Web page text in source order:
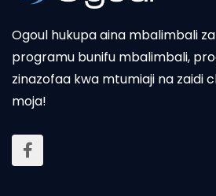
Ogoul hukupa aina mbalimbali
programu bunifu mbalimbali,
zinazofaa kwa mtumiaji na zaidi
moja!